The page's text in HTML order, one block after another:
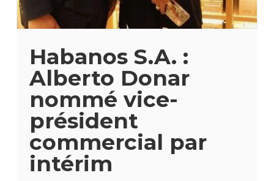
Habanos S.A. :
Alberto Donar
nommé vice-
président
commercial par
intérim